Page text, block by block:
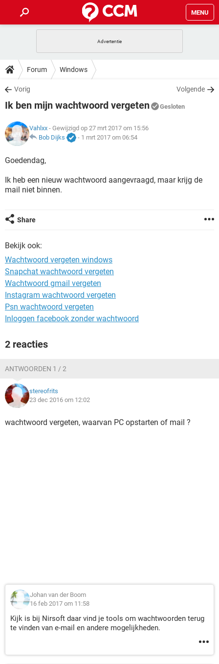
MENU
INSTAGRAM
NETFLIX
GRATIS SNAPCHAT
TIKTOK
HOW-TO
VIDEOBELLEN
GRATIS SNAPCHAT
TIKTOK
DOWNLOADS
VIDEOBELLEN GAMES
INSTAGRAM
NETFLIX CORONAVIRUS
GRATIS
VIDEOBELLEN GAMES
INSTAGRAM
NETFLIX
GRATIS SNAPCHAT
ARTIKELEN
VIDEOBELLEN
NETFLIX
TIKTOK
Forum Windows
Vorig Volgende
Ik ben mijn wachtwoord vergeten Gesloten
Vahlxx - Gewijzigd op 27 mrt 2017 om 15:56
Bob Dijks
- 1 mrt 2017 om 06:54
Goedendag,
Ik heb een nieuw wachtwoord aangevraagd, maar krijg de
mail niet binnen.
Share
Bekijk ook:
Wachtwoord vergeten windows
Snapchat wachtwoord vergeten
Wachtwoord gmail vergeten
Instagram wachtwoord vergeten
Psn wachtwoord vergeten
Inloggen facebook zonder wachtwoord
2 reacties
ANTWOORDEN 1 / 2
stereofrits
23 dec 2016 om 12:02
wachtwoord vergeten, waarvan PC opstarten of mail ?
Johan van der Boom
16 feb 2017 om 11:58
Kijk is bij Nirsoft daar vind je tools om wachtwoorden terug
te vinden van e-mail en andere mogelijkheden.